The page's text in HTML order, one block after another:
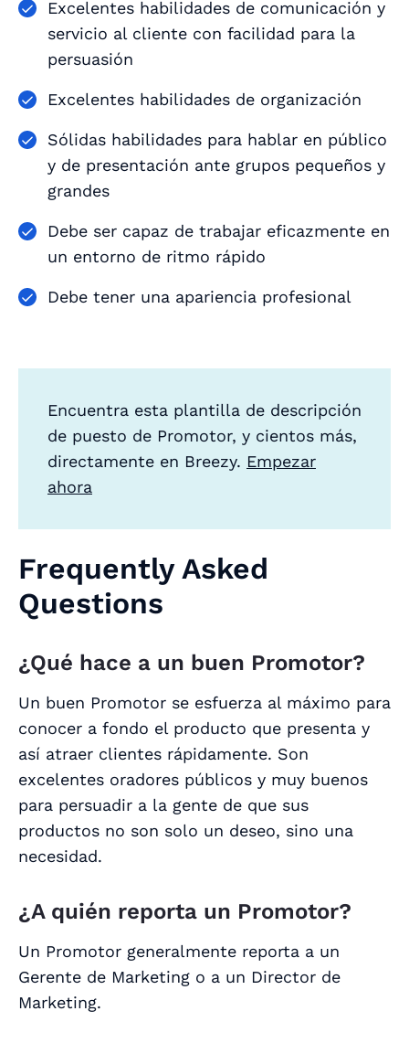
Excelentes habilidades de comunicación y
servicio al cliente con facilidad para la
persuasión
Excelentes habilidades de organización
Sólidas habilidades para hablar en público
y de presentación ante grupos pequeños y
grandes
Debe ser capaz de trabajar eficazmente en
un entorno de ritmo rápido
Debe tener una apariencia profesional
Encuentra esta plantilla de descripción
de puesto de Promotor, y cientos más,
directamente en Breezy. Empezar
ahora
Frequently Asked
Questions
¿Qué hace a un buen Promotor?
Un buen Promotor se esfuerza al máximo para
conocer a fondo el producto que presenta y
así atraer clientes rápidamente. Son
excelentes oradores públicos y muy buenos
para persuadir a la gente de que sus
productos no son solo un deseo, sino una
necesidad.
¿A quién reporta un Promotor?
Un Promotor generalmente reporta a un
Gerente de Marketing o a un Director de
Marketing.